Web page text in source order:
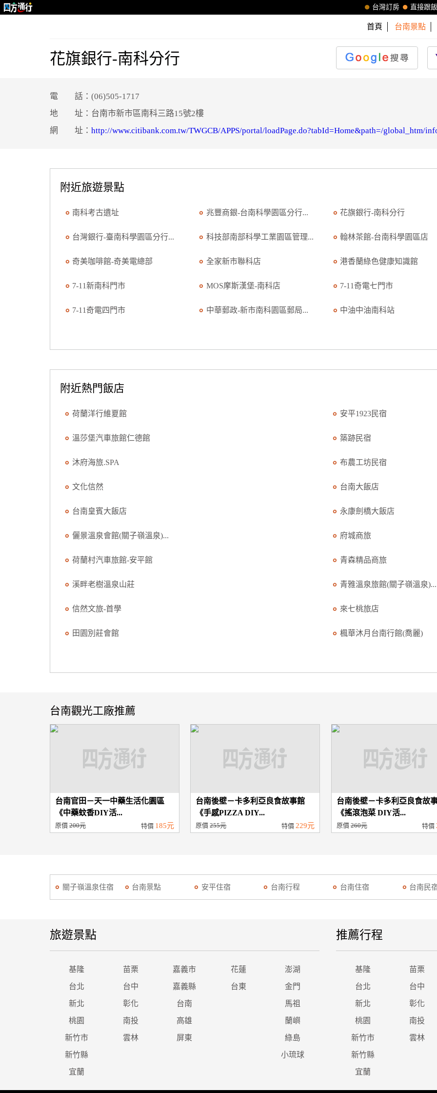
直接跟
台灣訂房
首頁 台南景點
花旗銀行-南科分行
電 話：(06)505-1717
地 址：台南市新市區南科三路15號2樓
網 址： http://www.citibank.com.tw/TWGCB/APPS/portal/loadPage.do?tabId=Home&path=/global_htm/
附近旅遊景點
南科考古遺址 兆豐商銀-台南科學園區分行... 花旗銀行-南科分行
台灣銀行-臺南科學園區分行... 科技部南部科學工業園區管理... 翰林茶館-台南科學園區店
奇美咖啡館-奇美電總部 全家新市聯科店 港香蘭綠色健康知識館
7-11新南科門市 MOS摩斯漢堡-南科店 7-11奇電七門市
7-11奇電四門市 中華郵政-新市南科園區郵局... 中油中油南科站
附近熱門飯店
荷蘭洋行維夏館 安平1923民宿
溫莎堡汽車旅館仁德館 築跡民宿
沐府海旅.SPA 布農工坊民宿
文化信然 台南大飯店
台南皇賓大飯店 永康劍橋大飯店
儷景溫泉會館(關子嶺溫泉)... 府城商旅
荷蘭村汽車旅館-安平館 青森精品商旅
溪畔老樹溫泉山莊 青雅溫泉旅館(關子嶺溫泉)...
信然文旅-首學 來七桃旅店
田園別莊會館 楓華沐月台南行館(喬麗)
台南觀光工廠推薦
台南官田－天一中藥生活化園區
《中藥蚊香DIY活...
原價 200元 特價 185元
台南後壁－卡多利亞良食故事館
《手感PIZZA DIY...
原價255元 特價229元
台南後壁－卡多利亞良食故
《搖滾泡菜 DIY活...
原價260元 特價
關子嶺溫泉住宿 台南景點 安平住宿 台南行程 台南住宿 台南民
旅遊景點
基隆 苗栗 嘉義市 花蓮 澎湖
台北 台中 嘉義縣 台東 金門
新北 彰化 台南 馬祖
桃園 南投 高雄 蘭嶼
新竹市 雲林 屏東 綠島
新竹縣 小琉球
宜蘭
推薦行程
基隆 苗栗
台北 台中
新北 彰化
桃園 南投
新竹市 雲林
新竹縣
宜蘭